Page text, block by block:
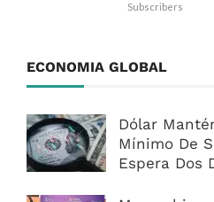
Subscribers
ECONOMIA GLOBAL
Dólar
Mínimo De
Espera Dos